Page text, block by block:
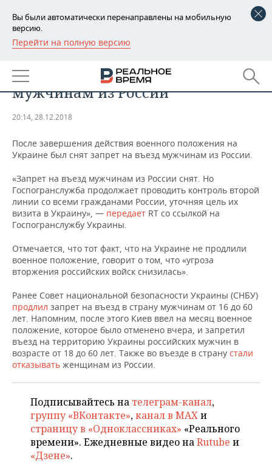
Вы были автоматически перенаправлены на мобильную
версию.
Перейти на полную версию
РЕГИОНЫ
БАШКОРТОСТАН
ТАТАРСТАН
НОВОСТИ
АНАЛИТИКА
ДЕКЛАРАЦИИ О ДОХОДАХ
КОРОЛИ ГОСЗАКАЗА ПФО
ВУЗЫ ТАТАРСТАНА
ТОРГОВЫЕ ЦЕНТРЫ
ТАТАРСТАНА
НОВОСТИ ЭКОНОМИКИ
ФИНАНСЫ
БАНКИ
ИНВЕСТИЦИИ
ПРОМЫШЛЕННОСТЬ
НОВОСТИ
ПРОМЫШЛЕННОСТИ
АГРОПРОМ
МАШИНОСТРОЕНИЕ
НЕФТЕХИМИЯ
НЕФТЬ
ОПК
ЭНЕРГЕТИКА
НЕДВИЖИМОСТЬ
НОВОСТИ НЕДВИЖИМОСТИ
АВТО
НОВОСТИ БИЗНЕСА
РОЗНИЧНАЯ ТОРГОВЛЯ
ТРАНСПОРТ
УСЛУГИ
ТЕХНОЛОГИИ
НОВОСТИ ТЕХНОЛОГИЙ
IT
МЕДИА
МЕРОПРИЯТИЯ
НОВОСТИ МЕРОПРИЯТИЙ
ВЫЕЗДНАЯ РЕДАКЦИЯ
ONLINE-КОНФЕРЕНЦИИ
ОТКРЫТАЯ ЛЕКЦИЯ
СПОРТ
НОВОСТИ СПОРТА
ХОККЕЙ
БАСКЕТБОЛ
ВОЛЕЙБОЛ
ОБЩЕСТВО
ВЛАСТЬ
ИНФРАСТРУКТУРА
ИСТОРИЯ
ФОТОГАЛЕРЕЯ
СЮЖЕТЫ
СПРАВОЧНИК
СПИСОК ПЕРСОН
ПОЛНАЯ ВЕРСИЯ
Украина сняла запрет на въезд
мужчинам из России
20:14, 28.12.2018
После завершения действия военного положения на
Украине был снят запрет на въезд мужчинам из России.
«Запрет на въезд мужчинам из России снят. Но
Госпогранслужба продолжает проводить контроль второй
линии со всеми гражданами России, уточняя цель их
визита в Украину», — передает RT со ссылкой на
Госпогранслужбу Украины.
Отмечается, что тот факт, что на Украине не продлили
военное положение, говорит о том, что «угроза
вторжения российских войск снизилась».
Ранее Совет национальной безопасности Украины (СНБУ)
продлил запрет на въезд в страну мужчинам от 16 до 60
лет. Напомним, после этого Киев ввел на месяц военное
положение, которое было отменено вчера, и запретил
въезд на территорию Украины российских мужчин в
возрасте от 18 до 60 лет. Также во въезде в страну стали
отказывать женщинам из России.
Подписывайтесь на телеграм-канал,
группу «ВКонтакте»,канал в MAXи
страницу в «Одноклассниках» «Реального
времени». Ежедневные видео наRutube и
«Дзене».